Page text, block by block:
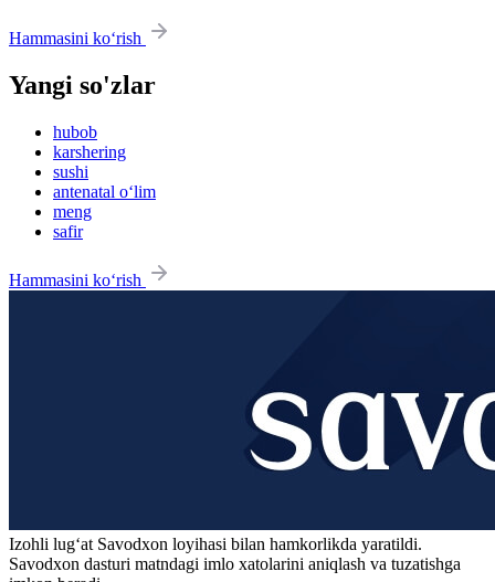
Hammasini ko‘rish
Yangi so'zlar
hubob
karshering
sushi
antenatal o‘lim
meng
safir
Hammasini ko‘rish
Izohli lugʻat Savodxon loyihasi bilan hamkorlikda yaratildi.
Savodxon dasturi matndagi imlo xatolarini aniqlash va tuzatishga